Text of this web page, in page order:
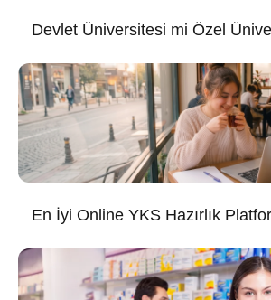
Devlet Üniversitesi mi Özel
En İyi Online YKS Hazırlık